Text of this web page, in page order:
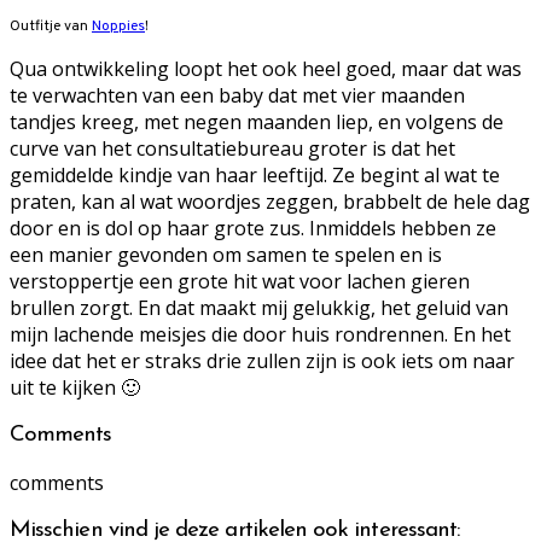
Outfitje van Noppies!
Qua ontwikkeling loopt het ook heel goed, maar dat was
te verwachten van een baby dat met vier maanden
tandjes kreeg, met negen maanden liep, en volgens de
curve van het consultatiebureau groter is dat het
gemiddelde kindje van haar leeftijd. Ze begint al wat te
praten, kan al wat woordjes zeggen, brabbelt de hele dag
door en is dol op haar grote zus. Inmiddels hebben ze
een manier gevonden om samen te spelen en is
verstoppertje een grote hit wat voor lachen gieren
brullen zorgt. En dat maakt mij gelukkig, het geluid van
mijn lachende meisjes die door huis rondrennen. En het
idee dat het er straks drie zullen zijn is ook iets om naar
uit te kijken 🙂
Comments
comments
Misschien vind je deze artikelen ook interessant: